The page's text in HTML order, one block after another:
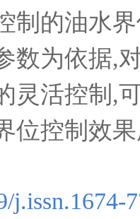
制的油水
数为依据,
灵活控制,
位控制效
j.issn.1674-